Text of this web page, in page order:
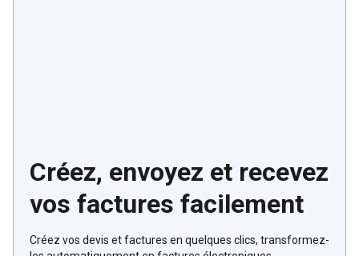
Créez, envoyez et recevez
vos factures facilement
Créez vos devis et factures en quelques clics, transformez-